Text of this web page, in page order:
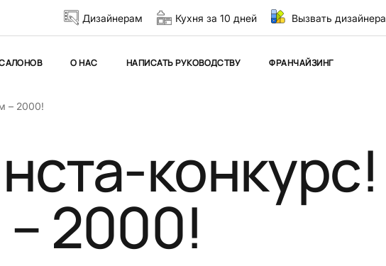
Дизайнерам Кухня за 10 дней Вызвать дизайнера
О НАС НАПИСАТЬ РУКОВОДСТВУ ФРАНЧАЙЗИНГ
– 2000!
конкурс!
2000!